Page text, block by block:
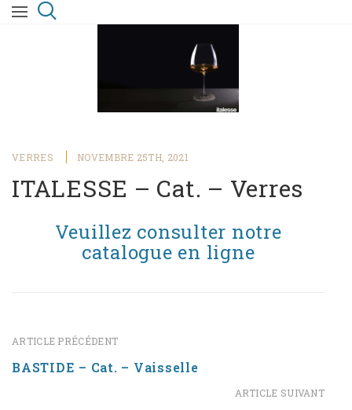
VERRES NOVEMBRE 25TH, 2021
ITALESSE – Cat. – Verres
Veuillez consulter notre
catalogue en ligne
ARTICLE PRÉCÉDENT
BASTIDE – Cat. – Vaisselle
ARTICLE SUIVANT